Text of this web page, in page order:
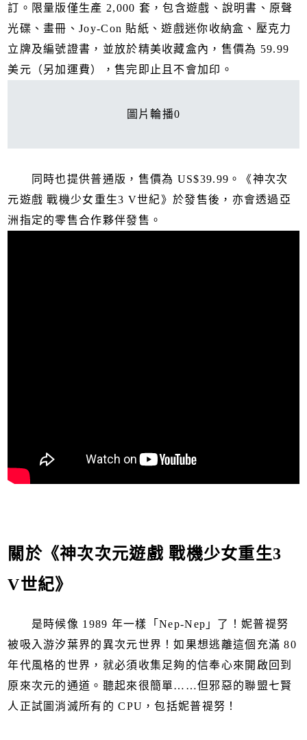
訂。限量版僅生產 2,000 套，包含遊戲、說明書、原聲
光碟、畫冊、Joy-Con 貼紙、遊戲迷你收納盒、壓克力
立牌及編號證書，並放於精美收藏盒內，售價為 59.99
美元（另加運費），售完即止且不會加印。
圖片輪播0
同時也提供普通版，售價為 US$39.99。《神次次
元遊戲 戰機少女重生3 V世紀》於發售後，亦會透過亞
洲指定的零售合作夥伴發售。
關於《神次次元遊戲 戰機少女重生3
V世紀》
是時候像 1989 年一樣「Nep-Nep」了！妮普禔努
被吸入游汐葉界的異次元世界！如果想逃離這個充滿 80
年代風格的世界，就必須收集足夠的信奉心來開啟回到
原來次元的通道。聽起來很簡單……但邪惡的聯盟七賢
人正試圖消滅所有的 CPU，包括妮普禔努！